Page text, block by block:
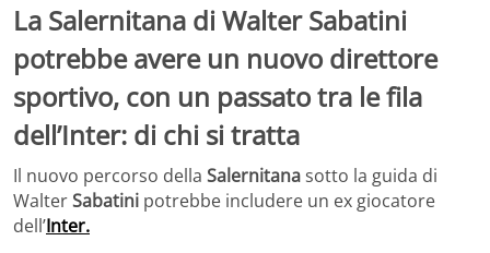
La Salernitana di Walter Sabatini
potrebbe avere un nuovo direttore
sportivo, con un passato tra le fila
dell’Inter: di chi si tratta
Il nuovo percorso della Salernitanasotto la guida di
WalterSabatini potrebbe includere un ex giocatore
dell’Inter.